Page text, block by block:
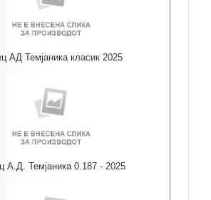
АД Темјаника класик 2025
А.Д. Темјаника 0.187 - 2025